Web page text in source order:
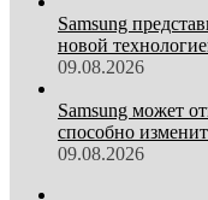
Samsung
новой
09.08.2026
Samsung может
способно
09.08.2026